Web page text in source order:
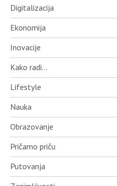
Digitalizacija
Ekonomija
Inovacije
Kako radi…
Lifestyle
Nauka
Obrazovanje
Pričamo priču
Putovanja